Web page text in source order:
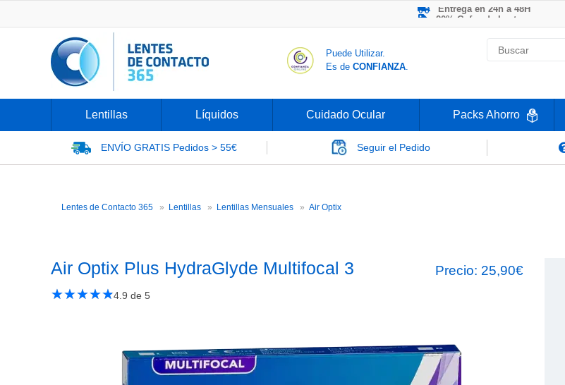
-20% Gafas de Lectura
Entrega en 24h a 48H
Puede Utilizar.
Es de CONFIANZA.
Lentillas Líquidos Cuidado Ocular Packs Ahorro
ENVÍO GRATIS Pedidos > 55€ Seguir el Pedido
Lentes de Contacto 365 Lentillas Lentillas Mensuales Air OptixAir Optix Plus HydraGlyde Multifocal
Air Optix Plus HydraGlyde Multifocal 3
★★★★★
☆☆☆☆☆4.9 de 5
Precio: 25,90€